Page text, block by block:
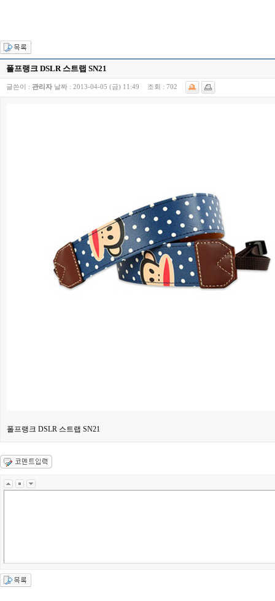
폴프랭크 DSLR 스트랩 SN21
글쓴이 : 관리자 날짜 : 2013-04-05 (금) 11:49 조회 : 702
폴프랭크 DSLR 스트랩 SN21